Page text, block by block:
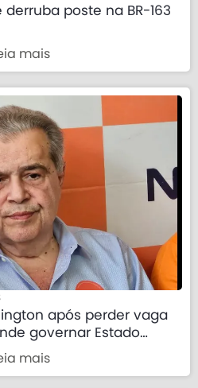
poste na BR-163
mais
após perder vaga
governar Estado
sua palavra tem valor”
mais